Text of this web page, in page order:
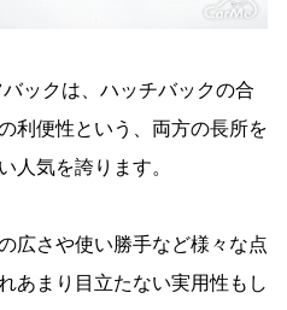
ックは、ハッチバックの合
利便性という、両方の長所を
人気を誇ります。
広さや使い勝手など様々な点
あまり目立たない実用性もし